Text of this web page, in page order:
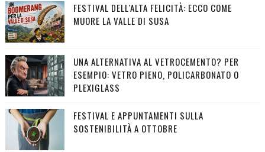
FESTIVAL DELL'ALTA FELICITÀ: ECCO COME
MUORE LA VALLE DI SUSA
UNA ALTERNATIVA AL VETROCEMENTO? PER
ESEMPIO: VETRO PIENO, POLICARBONATO O
PLEXIGLASS
FESTIVAL E APPUNTAMENTI SULLA
SOSTENIBILITÀ A OTTOBRE